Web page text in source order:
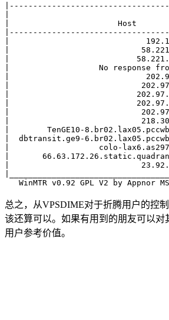
|
|                       Host
|
|
|
|                   No response
|
|
|
|
|
|
|        TenGE10-
|  dbtransit.ge9-
|                   colo-
|
|
总之，从VPSDIME对于折腾用户的控
该还算可以。如果有用到的朋友可以对
用户参考价值。